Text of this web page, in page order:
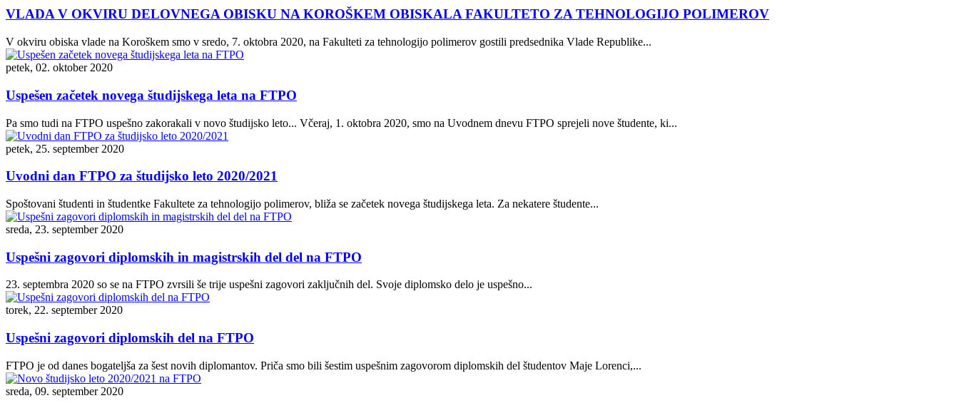
VLADA V OKVIRU DELOVNEGA OBISKU NA KOROŠKEM OBISKALA FAKULTETO ZA TEHNOLOGIJO POLIMEROV
V okviru obiska vlade na Koroškem smo v sredo, 7. oktobra 2020, na Fakulteti za tehnologijo polimerov gostili predsednika Vlade Republike...
petek, 02. oktober 2020
Uspešen začetek novega študijskega leta na FTPO
Pa smo tudi na FTPO uspešno zakorakali v novo študijsko leto... Včeraj, 1. oktobra 2020, smo na Uvodnem dnevu FTPO sprejeli nove študente, ki...
petek, 25. september 2020
Uvodni dan FTPO za študijsko leto 2020/2021
Spoštovani študenti in študentke Fakultete za tehnologijo polimerov, bliža se začetek novega študijskega leta. Za nekatere študente...
sreda, 23. september 2020
Uspešni zagovori diplomskih in magistrskih del del na FTPO
23. septembra 2020 so se na FTPO zvrsili še trije uspešni zagovori zaključnih del. Svoje diplomsko delo je uspešno...
torek, 22. september 2020
Uspešni zagovori diplomskih del na FTPO
FTPO je od danes bogateljša za šest novih diplomantov. Priča smo bili šestim uspešnim zagovorom diplomskih del študentov Maje Lorenci,...
sreda, 09. september 2020